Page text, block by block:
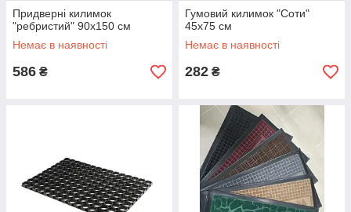
Придверні килимок
"ребристий" 90х150 см
Немає в наявності
586 ₴
Гумовий килимок "Соти"
45х75 см
Немає в наявності
282 ₴